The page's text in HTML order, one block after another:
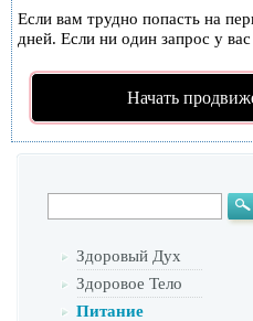
Если вам трудно попасть на
дней. Если ни один запрос у
Начать
Здоровый Дух
Здоровое Тело
Питание